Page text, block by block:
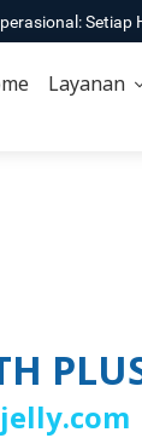
Setiap
Layanan